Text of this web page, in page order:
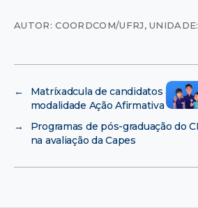
AUTOR: COORDCOM/UFRJ,
←
Matríxadcula de candidatos às
modalidade Ação Afirmativa
→
Programas de pós-graduação do
na avaliação da Capes